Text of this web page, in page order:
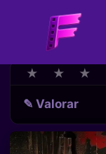
★
★ ★
★ ★
★
✎ Valorar